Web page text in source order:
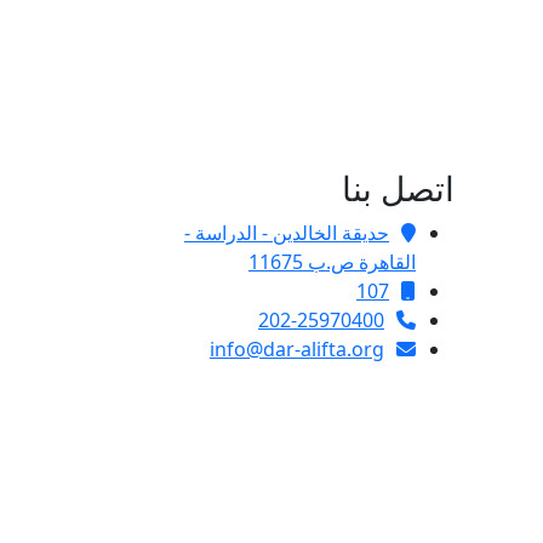
اتصل بنا
حديقة الخالدين - الدراسة -
القاهرة ص.ب 11675
107
202-25970400
info@dar-alifta.org